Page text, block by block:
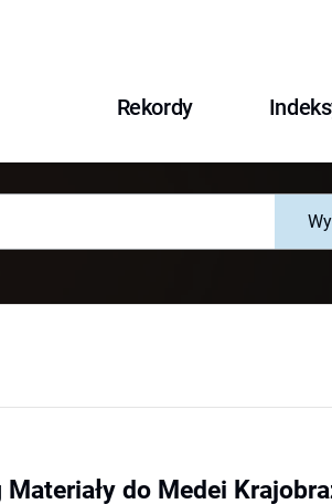
Rekordy
do Medei